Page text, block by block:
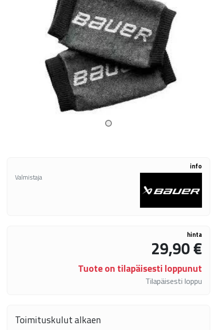
info
Valmistaja
hinta
29,90 €
Tuote on tilapäisesti loppunut
Tilapäisesti loppu
Toimituskulut alkaen